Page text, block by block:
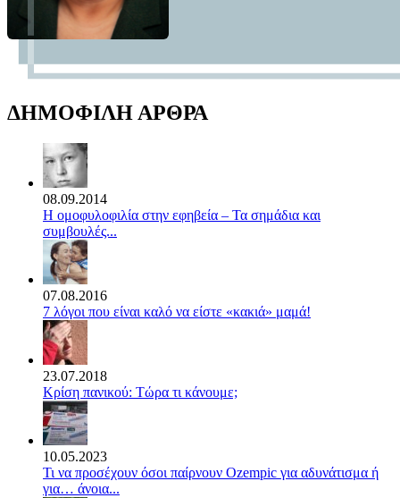
ΔΗΜΟΦΙΛΗ ΑΡΘΡΑ
08.09.2014
Η ομοφυλοφιλία στην εφηβεία – Τα σημάδια και
συμβουλές...
07.08.2016
7 λόγοι που είναι καλό να είστε «κακιά» μαμά!
23.07.2018
Κρίση πανικού: Τώρα τι κάνουμε;
10.05.2023
Τι να προσέχουν όσοι παίρνουν Ozempic για αδυνάτισμα ή
για… άνοια...